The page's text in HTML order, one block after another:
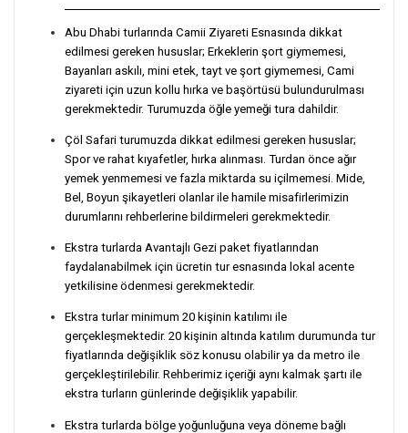
Abu Dhabi turlarında Camii Ziyareti Esnasında dikkat
edilmesi gereken hususlar; Erkeklerin şort giymemesi,
Bayanları askılı, mini etek, tayt ve şort giymemesi, Cami
ziyareti için uzun kollu hırka ve başörtüsü bulundurulması
gerekmektedir. Turumuzda öğle yemeği tura dahildir.
Çöl Safari turumuzda dikkat edilmesi gereken hususlar;
Spor ve rahat kıyafetler, hırka alınması. Turdan önce ağır
yemek yenmemesi ve fazla miktarda su içilmemesi. Mide,
Bel, Boyun şikayetleri olanlar ile hamile misafirlerimizin
durumlarını rehberlerine bildirmeleri gerekmektedir.
Ekstra turlarda Avantajlı Gezi paket fiyatlarından
faydalanabilmek için ücretin tur esnasında lokal acente
yetkilisine ödenmesi gerekmektedir.
Ekstra turlar minimum 20 kişinin katılımı ile
gerçekleşmektedir. 20 kişinin altında katılım durumunda tur
fiyatlarında değişiklik söz konusu olabilir ya da metro ile
gerçekleştirilebilir. Rehberimiz içeriği aynı kalmak şartı ile
ekstra turların günlerinde değişiklik yapabilir.
Ekstra turlarda bölge yoğunluğuna veya döneme bağlı